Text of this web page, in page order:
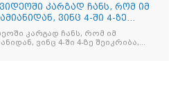
კარგად ჩანს, რომ იმ
ვინც 4-ში 4-ზე
კარგად ჩანს, რომ იმ
ვინც 4-ში 4-ზე შეიკრიბა,